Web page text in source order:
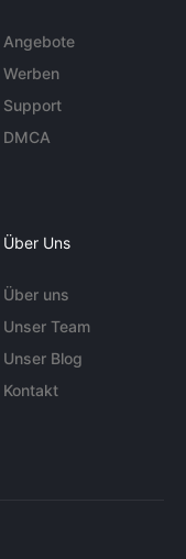
Angebote
Werben
Support
DMCA
Über Uns
Über uns
Unser Team
Unser Blog
Kontakt